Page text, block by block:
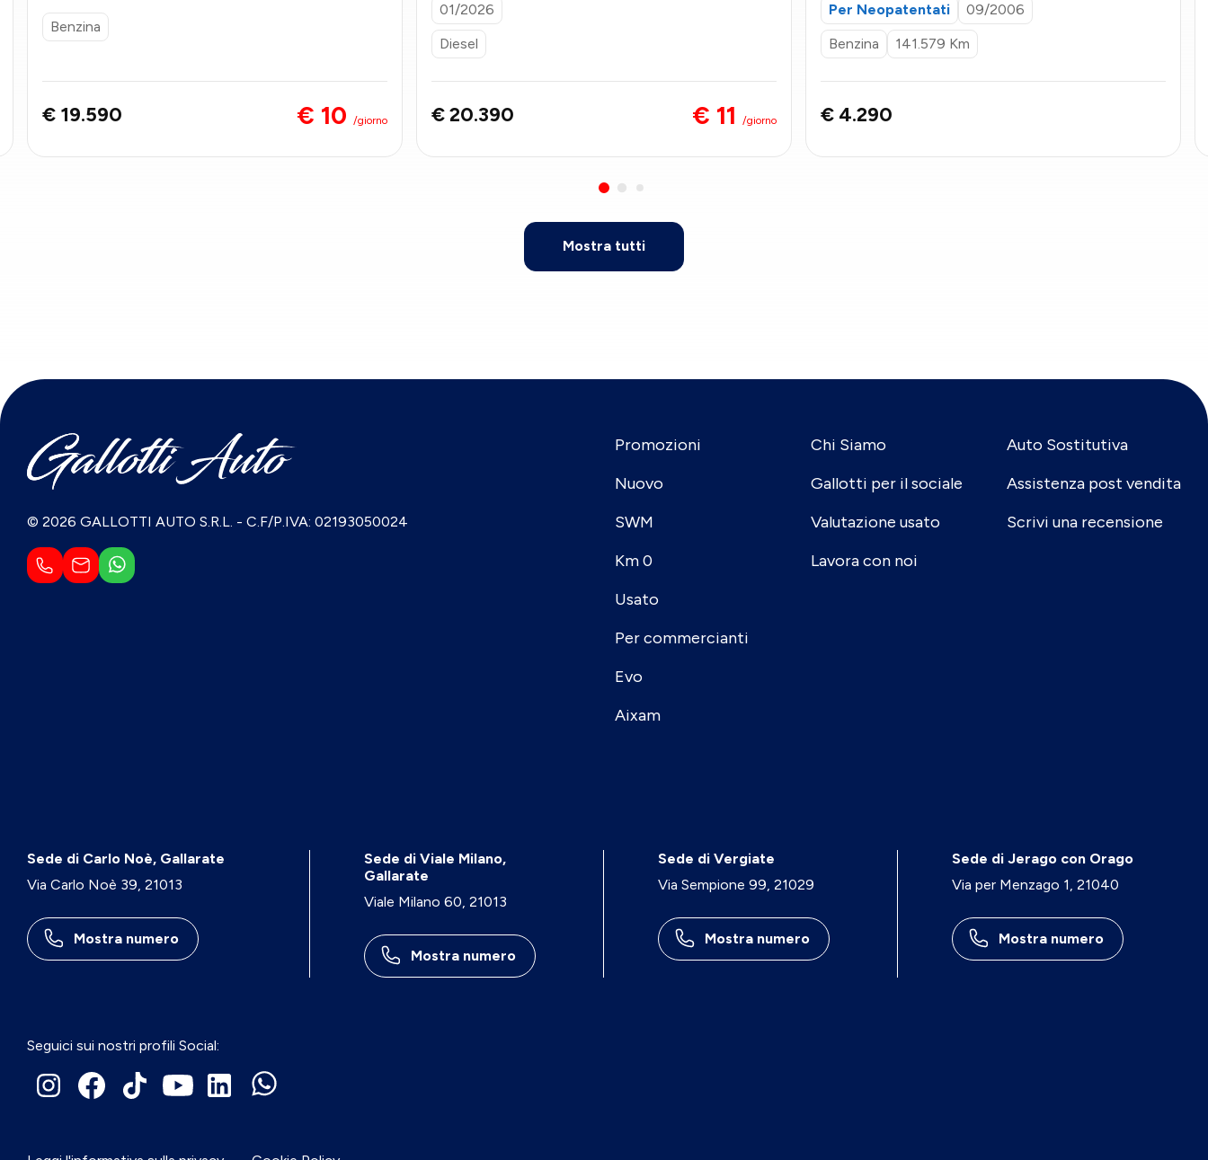
Benzina
€ 19.590 € 10 /giorno
01/2026
Diesel
€ 20.390 € 11 /giorno
Per Neopatentati
09/2006
Benzina
141.579 Km
€ 4.290
Mostra tutti
© 2026 GALLOTTI AUTO S.R.L. - C.F/P.IVA: 02193050024
Promozioni
Nuovo
SWM
Km 0
Usato
Per commercianti
Evo
Aixam
Chi Siamo
Gallotti per il sociale
Valutazione usato
Lavora con noi
Auto Sostitutiva
Assistenza post vendita
Scrivi una recensione
Sede di Carlo Noè, Gallarate
Via Carlo Noè 39, 21013
Mostra numero
Sede di Viale Milano,
Gallarate
Viale Milano 60, 21013
Mostra numero
Sede di Vergiate
Via Sempione 99, 21029
Mostra numero
Sede di Jerago con Orago
Via per Menzago 1, 21040
Mostra numero
Seguici sui nostri profili Social: